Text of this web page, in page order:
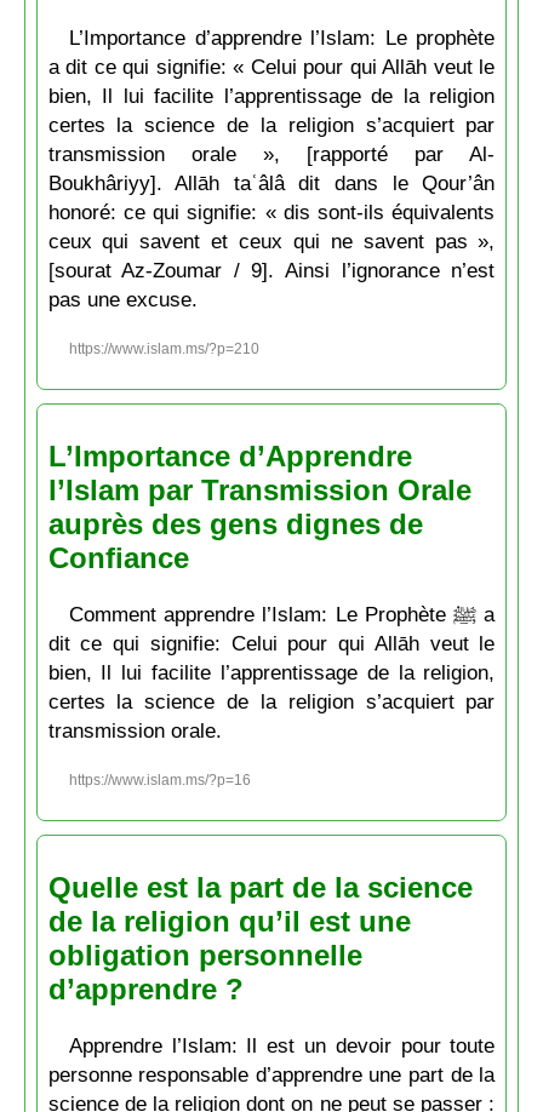
L’Importance d’apprendre l’Islam: Le prophète
a dit ce qui signifie: « Celui pour qui Allāh veut le
bien, Il lui facilite l’apprentissage de la religion
certes la science de la religion s’acquiert par
transmission orale », [rapporté par Al-
Boukhâriyy]. Allāh taʿâlâ dit dans le Qour’ân
honoré: ce qui signifie: « dis sont-ils équivalents
ceux qui savent et ceux qui ne savent pas »,
[sourat Az-Zoumar / 9]. Ainsi l’ignorance n’est
pas une excuse.
https://www.islam.ms/?p=210
L’Importance d’Apprendre
l’Islam par Transmission Orale
auprès des gens dignes de
Confiance
Comment apprendre l’Islam: Le Prophète ﷺ a
dit ce qui signifie: Celui pour qui Allāh veut le
bien, Il lui facilite l’apprentissage de la religion,
certes la science de la religion s’acquiert par
transmission orale.
https://www.islam.ms/?p=16
Quelle est la part de la science
de la religion qu’il est une
obligation personnelle
d’apprendre ?
Apprendre l’Islam: Il est un devoir pour toute
personne responsable d’apprendre une part de la
science de la religion dont on ne peut se passer :